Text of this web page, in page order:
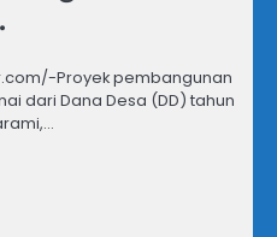
Proyek pembangunan
dari Dana Desa (DD) tahun